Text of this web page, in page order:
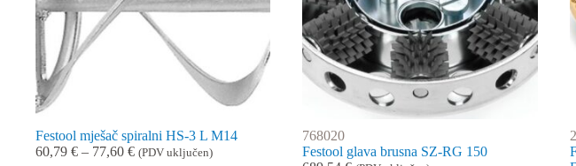
Festool mješač spiralni HS-3 L M14
60,79 € – 77,60 €Raspon
(PDV uključen)
768020
Festool glava brusna SZ-RG 150